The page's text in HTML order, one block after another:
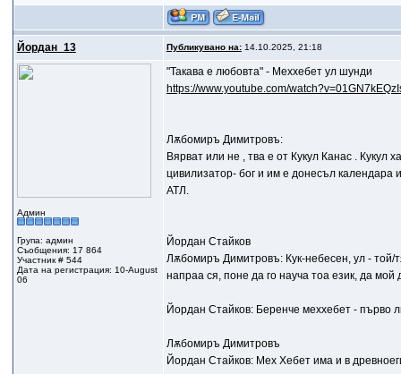
Йордан_13 Публикувано на:14.10.2025, 21:18
Админ
Група: админ
Съобщения: 17 864
Участник # 544
Дата на регистрация: 10-August
06
"Такава е любовта" - Меххебет ул шунди
https://www.youtube.com/
Лѫбомиръ Димитровъ:
Вярват или не , тва е от Кукул Канас . Кукул
цивилизатор- бог и им е донесъл календара
АТЛ.
Йордан Стайков
Лѫбомиръ Димитровъ: Кук-небесен, ул - той/
напраа ся, поне да го науча тоа език, да
Йордан Стайков: Беренче меххебет - първо
Лѫбомиръ Димитровъ
Йордан Стайков: Мех Хебет има и в